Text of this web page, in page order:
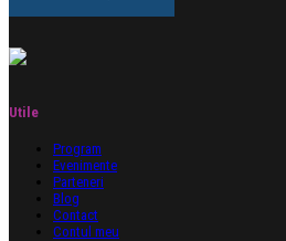
Utile
Program
Evenimente
Parteneri
Blog
Contact
Contul meu